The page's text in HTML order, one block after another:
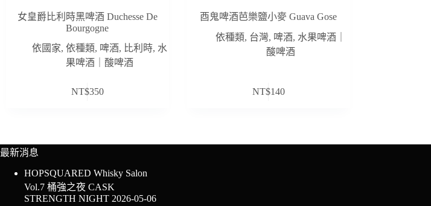
女皇爵比利時黑啤酒 Duchesse De
Bourgogne
依國家, 依種類, 啤酒, 比利時, 水
果啤酒｜酸啤酒
NT$350
酉鬼啤酒芭樂鹽小麥 Guava Gose
依種類, 台灣, 啤酒, 水果啤酒｜
酸啤酒
NT$140
最新消息
HOPSQUARED Whisky Salon
Vol.7 桶強之夜 CASK
STRENGTH NIGHT 2026-05-06